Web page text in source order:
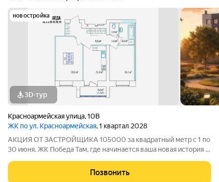
новостройка
3D-тур
Красноармейская улица,10В
ЖК по ул. Красноармейская, 1 квартал 2028
АКЦИЯ ОТ ЗАСТРОЙЩИКА 105000 за квадратный метр с 1 по
30 июня. ЖК Победа Там, где начинается ваша новая история 1.
современный 5-этажный кирпичный дом на 49 квартир,
созданный в формате уютного
Позвонить